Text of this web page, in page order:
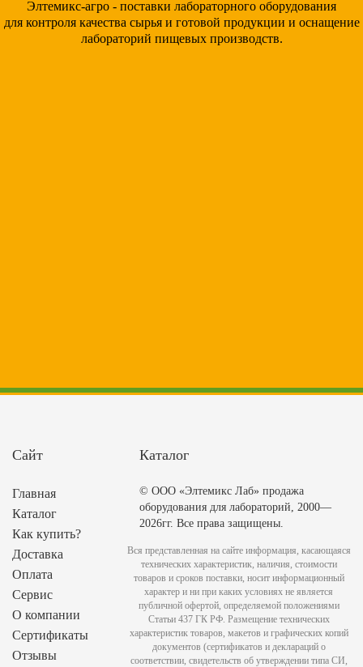
Элтемикс-агро - поставки лабораторного оборудования
для контроля качества сырья и готовой продукции и оснащение
лабораторий пищевых производств.
Сайт
Главная
Каталог
Как купить?
Доставка
Оплата
Сервис
О компании
Сертификаты
Отзывы
Каталог
© ООО «Элтемикс Лаб» продажа
оборудования для лабораторий, 2000—
2026гг. Все права защищены.
Вся представленная на сайте информация, касающаяся
технических характеристик, наличия, стоимости
товаров и сроков поставки, носит информационный
характер и ни при каких условиях не является
публичной офертой, определяемой положениями
Статьи 437 ГК РФ. Размещение технических
характеристик товаров, макетов и графических копий
документов (сертификатов и деклараций о
соответствии, свидетельств об утверждении типа СИ,